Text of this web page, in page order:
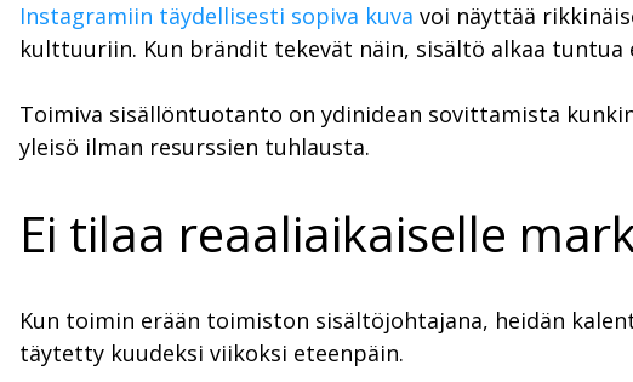
Instagramiin täydellisesti sopiva kuva voi näyttää
kulttuuriin. Kun brändit tekevät näin, sisältö alkaa
Toimiva sisällöntuotanto on ydinidean sovittamista
yleisö ilman resurssien tuhlausta.
Ei tilaa reaaliaikaiselle
Kun toimin erään toimiston sisältöjohtajana, heidän
täytetty kuudeksi viikoksi eteenpäin.